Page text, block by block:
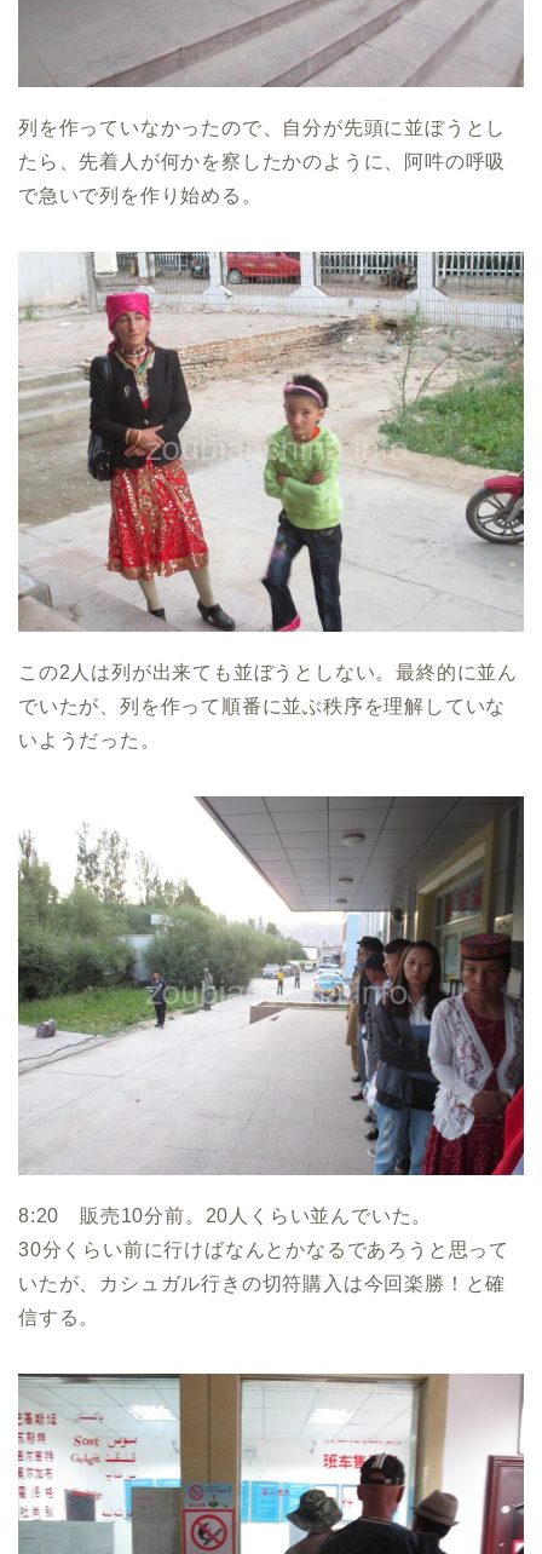
列を作っていなかったので、自分が先頭に並ぼうとし
たら、先着人が何かを察したかのように、阿吽の呼吸
で急いで列を作り始める。
この2人は列が出来ても並ぼうとしない。最終的に並ん
でいたが、列を作って順番に並ぶ秩序を理解していな
いようだった。
8:20 販売10分前。20人くらい並んでいた。
30分くらい前に行けばなんとかなるであろうと思って
いたが、カシュガル行きの切符購入は今回楽勝！と確
信する。